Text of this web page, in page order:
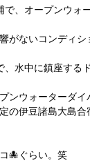
、オープンウ
ないコンディ
水中に鎮座する
ウォーターダ
伊豆諸島大島
🐙ぐらい。笑